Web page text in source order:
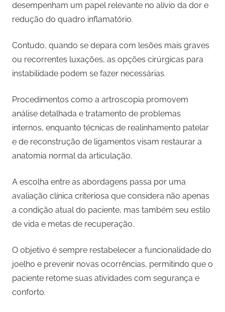
desempenham um papel relevante no alívio da dor e
redução do quadro inflamatório.
Contudo, quando se depara com lesões mais graves
ou recorrentes luxações, as opções cirúrgicas para
instabilidade podem se fazer necessárias.
Procedimentos como a artroscopia promovem
análise detalhada e tratamento de problemas
internos, enquanto técnicas de realinhamento patelar
e de reconstrução de ligamentos visam restaurar a
anatomia normal da articulação.
A escolha entre as abordagens passa por uma
avaliação clínica criteriosa que considera não apenas
a condição atual do paciente, mas também seu estilo
de vida e metas de recuperação.
O objetivo é sempre restabelecer a funcionalidade do
joelho e prevenir novas ocorrências, permitindo que o
paciente retome suas atividades com segurança e
conforto.